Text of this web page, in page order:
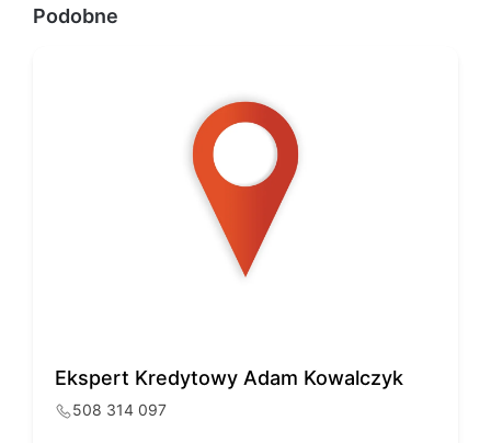
Podobne
Ekspert Kredytowy Adam Kowalczyk
508 314 097